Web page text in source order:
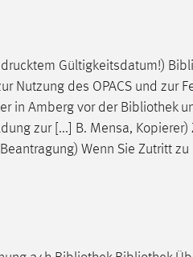
Gültigkeitsdatum!)
Nutzung des OPACS und zur
in Amberg vor der Bibliothek
zur [...] B. Mensa,
Wenn Sie Zutritt